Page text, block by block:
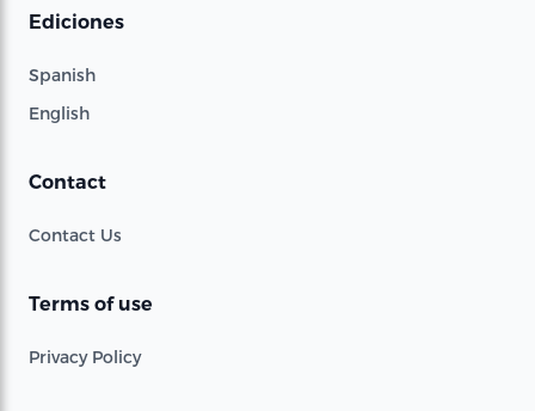
Ediciones
Spanish
English
Contact
Contact Us
Terms of use
Privacy Policy